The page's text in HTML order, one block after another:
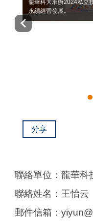
龍華科大承辦2024私立
永續經營發展。
分享
聯絡單位：龍華科
聯絡姓名：王怡云
郵件信箱：